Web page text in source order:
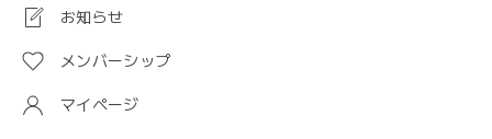
お知らせ
メンバーシップ
マイページ